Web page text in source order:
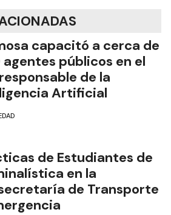
capacitó a cerca de
públicos en el
de la
Artificial
de Estudiantes de
en la
de Transporte